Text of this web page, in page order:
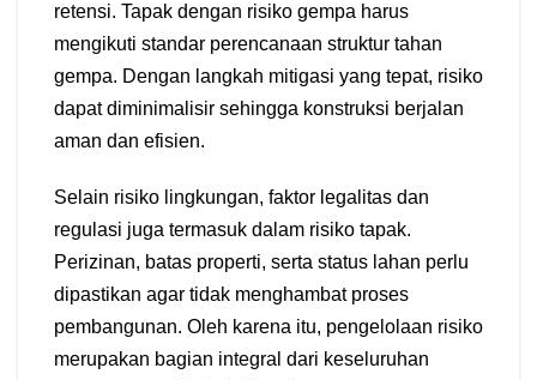
retensi. Tapak dengan risiko gempa harus
mengikuti standar perencanaan struktur tahan
gempa. Dengan langkah mitigasi yang tepat, risiko
dapat diminimalisir sehingga konstruksi berjalan
aman dan efisien.
Selain risiko lingkungan, faktor legalitas dan
regulasi juga termasuk dalam risiko tapak.
Perizinan, batas properti, serta status lahan perlu
dipastikan agar tidak menghambat proses
pembangunan. Oleh karena itu, pengelolaan risiko
merupakan bagian integral dari keseluruhan